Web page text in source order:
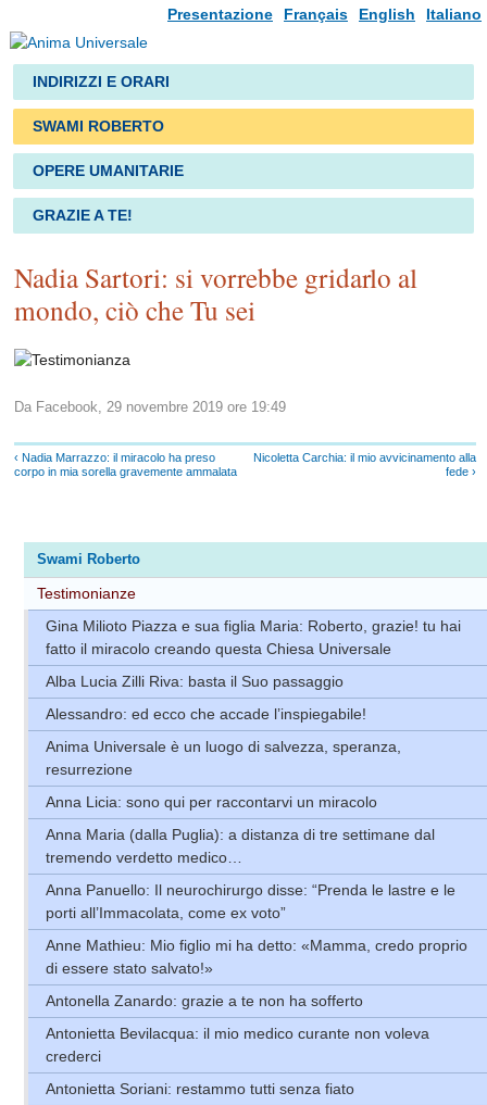
Italiano
English
Français
Presentazione
INDIRIZZI E ORARI
SWAMI ROBERTO
OPERE UMANITARIE
GRAZIE A TE!
Nadia Sartori: si vorrebbe gridarlo al
mondo, ciò che Tu sei
Da Facebook, 29 novembre 2019 ore 19:49
‹ Nadia Marrazzo: il miracolo ha preso
corpo in mia sorella gravemente ammalata
Nicoletta Carchia: il mio avvicinamento alla
fede ›
Swami Roberto
Testimonianze
Gina Milioto Piazza e sua figlia Maria: Roberto, grazie! tu hai
fatto il miracolo creando questa Chiesa Universale
Alba Lucia Zilli Riva: basta il Suo passaggio
Alessandro: ed ecco che accade l’inspiegabile!
Anima Universale è un luogo di salvezza, speranza,
resurrezione
Anna Licia: sono qui per raccontarvi un miracolo
Anna Maria (dalla Puglia): a distanza di tre settimane dal
tremendo verdetto medico…
Anna Panuello: Il neurochirurgo disse: “Prenda le lastre e le
porti all’Immacolata, come ex voto”
Anne Mathieu: Mio figlio mi ha detto: «Mamma, credo proprio
di essere stato salvato!»
Antonella Zanardo: grazie a te non ha sofferto
Antonietta Bevilacqua: il mio medico curante non voleva
crederci
Antonietta Soriani: restammo tutti senza fiato